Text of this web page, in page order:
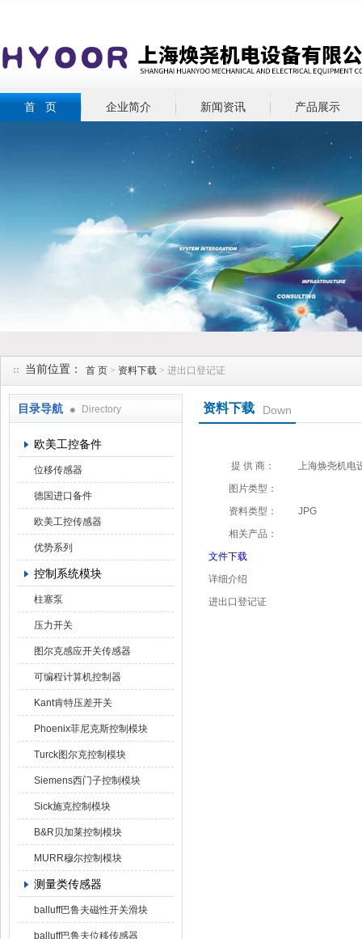
首 页 企业简介 新闻资讯 产品展示
当前位置： 首 页 > 资料下载 > 进出口登记证
目录导航 Directory
欧美工控备件
位移传感器
德国进口备件
欧美工控传感器
优势系列
控制系统模块
柱塞泵
压力开关
图尔克感应开关传感器
可编程计算机控制器
Kant肯特压差开关
Phoenix菲尼克斯控制模块
Turck图尔克控制模块
Siemens西门子控制模块
Sick施克控制模块
B&R贝加莱控制模块
MURR穆尔控制模块
测量类传感器
balluff巴鲁夫磁性开关滑块
balluff巴鲁夫位移传感器
资料下载 Down
提 供 商：
上海焕尧机电
图片类型：
资料类型：
JPG
相关产品：
文件下载
详细介绍
进出口登记证